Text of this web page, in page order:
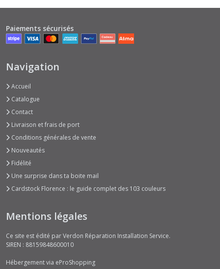
Paiements sécurisés
Navigation
Accueil
Catalogue
Contact
Livraison et frais de port
Conditions générales de vente
Nouveautés
Fidélité
Une surprise dans ta boite mail
Cardstock Florence : le guide complet des 103 couleurs
Mentions légales
Ce site est édité par Verdon Réparation Installation Service.
SIREN : 88159848600010
Hébergement via eProShopping